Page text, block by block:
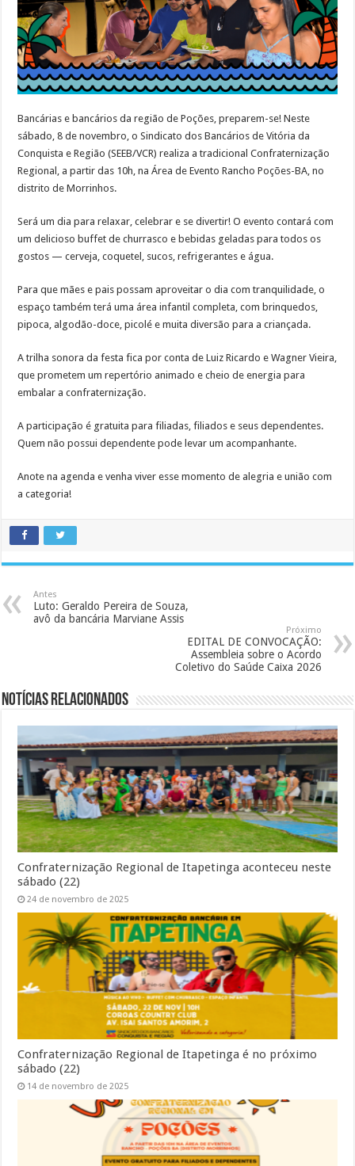
Bancárias e bancários da região de Poções, preparem-se! Neste
sábado, 8 de novembro, o Sindicato dos Bancários de Vitória da
Conquista e Região (SEEB/VCR) realiza a tradicional Confraternização
Regional, a partir das 10h, na Área de Evento Rancho Poções-BA, no
distrito de Morrinhos.
Será um dia para relaxar, celebrar e se divertir! O evento contará com
um delicioso buffet de churrasco e bebidas geladas para todos os
gostos — cerveja, coquetel, sucos, refrigerantes e água.
Para que mães e pais possam aproveitar o dia com tranquilidade, o
espaço também terá uma área infantil completa, com brinquedos,
pipoca, algodão-doce, picolé e muita diversão para a criançada.
A trilha sonora da festa fica por conta de Luiz Ricardo e Wagner Vieira,
que prometem um repertório animado e cheio de energia para
embalar a confraternização.
A participação é gratuita para filiadas, filiados e seus dependentes.
Quem não possui dependente pode levar um acompanhante.
Anote na agenda e venha viver esse momento de alegria e união com
a categoria!
Antes
Luto: Geraldo Pereira de Souza,
avô da bancária Marviane Assis
Próximo
EDITAL DE CONVOCAÇÃO:
Assembleia sobre o Acordo
Coletivo do Saúde Caixa 2026
Notícias Relacionados
Confraternização Regional de Itapetinga aconteceu neste
sábado (22)
24 de novembro de 2025
Confraternização Regional de Itapetinga é no próximo
sábado (22)
14 de novembro de 2025